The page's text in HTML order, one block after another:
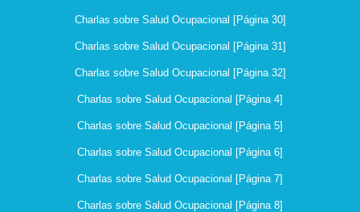
Charlas sobre Salud Ocupacional [Página 30]
Charlas sobre Salud Ocupacional [Página 31]
Charlas sobre Salud Ocupacional [Página 32]
Charlas sobre Salud Ocupacional [Página 4]
Charlas sobre Salud Ocupacional [Página 5]
Charlas sobre Salud Ocupacional [Página 6]
Charlas sobre Salud Ocupacional [Página 7]
Charlas sobre Salud Ocupacional [Página 8]